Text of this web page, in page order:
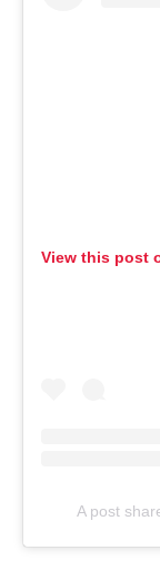
View this post
A post